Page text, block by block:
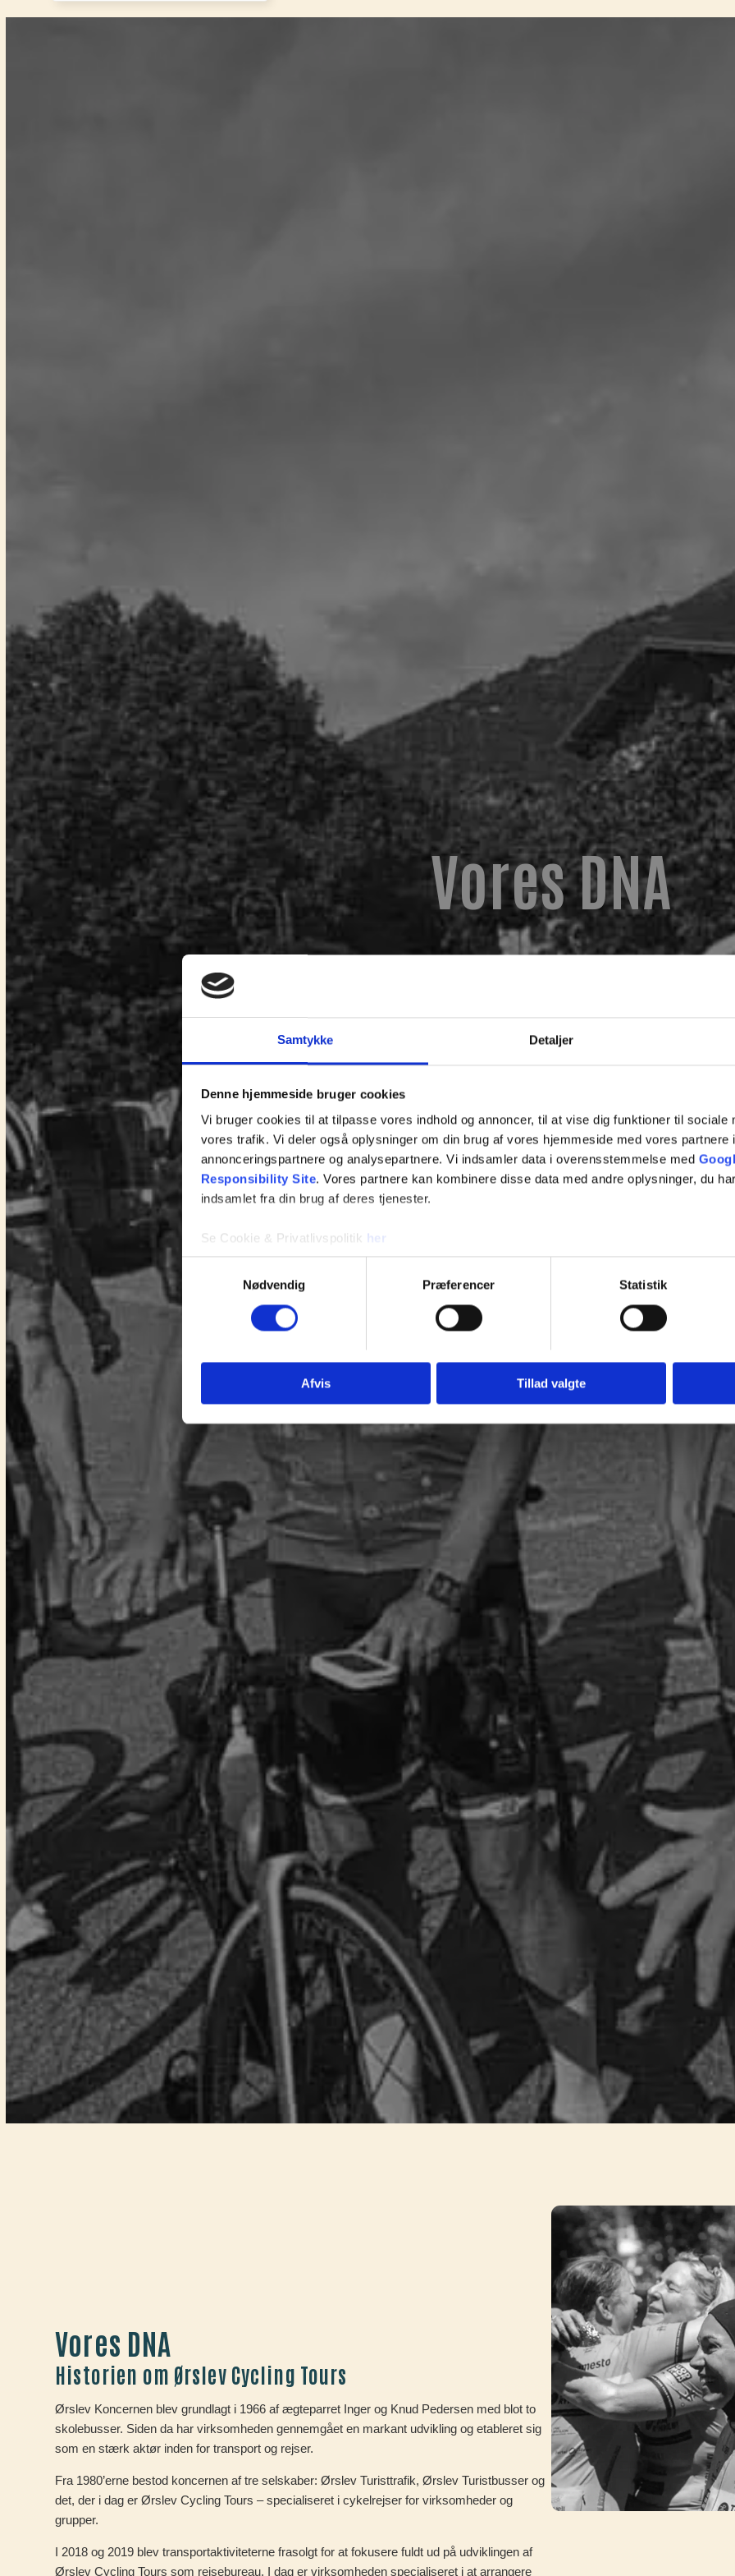
Samtykke Detaljer
Denne hjemmeside bruger cookies
Vi bruger cookies til at tilpasse vores indhold og annoncer, til at vise dig funktioner til sociale
vores trafik. Vi deler også oplysninger om din brug af vores hjemmeside med vores partnere
annonceringspartnere og analysepartnere. Vi indsamler data i overensstemmelse med
Responsibility Site. Vores partnere kan kombinere disse data med andre oplysninger, du
indsamlet fra din brug af deres tjenester.
Se Cookie & Privatlivspolitik
her
Nødvendig
Præferencer Statistik
Afvis Tillad valgte
Vores DNA
Vores DNA
Historien om Ørslev Cycling Tours
Ørslev Koncernen blev grundlagt i 1966 af ægteparret Inger og Knud Pedersen med blot to
skolebusser. Siden da har virksomheden gennemgået en markant udvikling og etableret sig
som en stærk aktør inden for transport og rejser.
Fra 1980’erne bestod koncernen af tre selskaber: Ørslev Turisttrafik, Ørslev Turistbusser og
det, der i dag er Ørslev Cycling Tours – specialiseret i cykelrejser for virksomheder og
grupper.
I 2018 og 2019 blev transportaktiviteterne frasolgt for at fokusere fuldt ud på udviklingen af
Ørslev Cycling Tours som rejsebureau. I dag er virksomheden specialiseret i at arrangere